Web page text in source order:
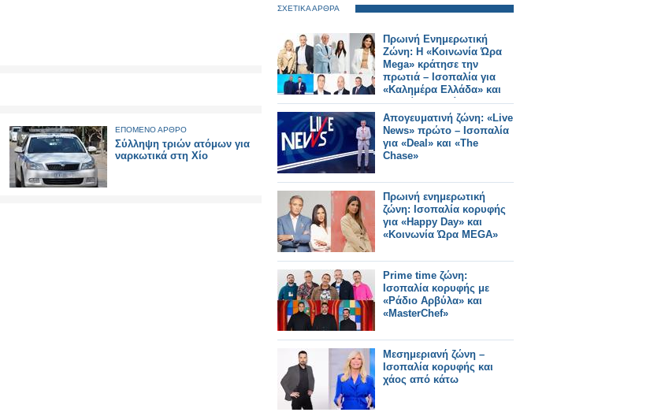
ΕΠΟΜΕΝΟ ΑΡΘΡΟ
Σύλληψη τριών ατόμων για
ναρκωτικά στη Χίο
ΣΧΕΤΙΚΑ ΑΡΘΡΑ
Πρωινή Ενημερωτική
Ζώνη: Η «Κοινωνία Ώρα
Mega» κράτησε την
πρωτιά – Ισοπαλία για
«Καλημέρα Ελλάδα» και
«Νωρίς – Νωρίς»
Απογευματινή ζώνη: «Live
News» πρώτο – Ισοπαλία
για «Deal» και «The
Chase»
Πρωινή ενημερωτική
ζώνη: Ισοπαλία κορυφής
για «Happy Day» και
«Κοινωνία Ώρα MEGA»
Prime time ζώνη:
Ισοπαλία κορυφής με
«Ράδιο Αρβύλα» και
«MasterChef»
Μεσημεριανή ζώνη –
Ισοπαλία κορυφής και
χάος από κάτω